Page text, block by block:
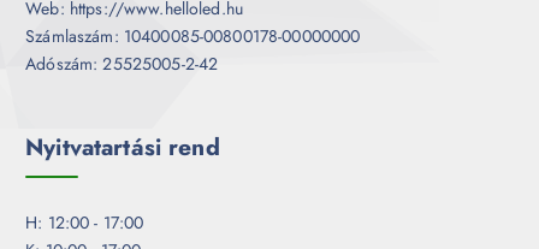
Web: https://www.helloled.hu
Számlaszám: 10400085-00800178-00000000
Adószám: 25525005-2-42
Nyitvatartási rend
H: 12:00 - 17:00